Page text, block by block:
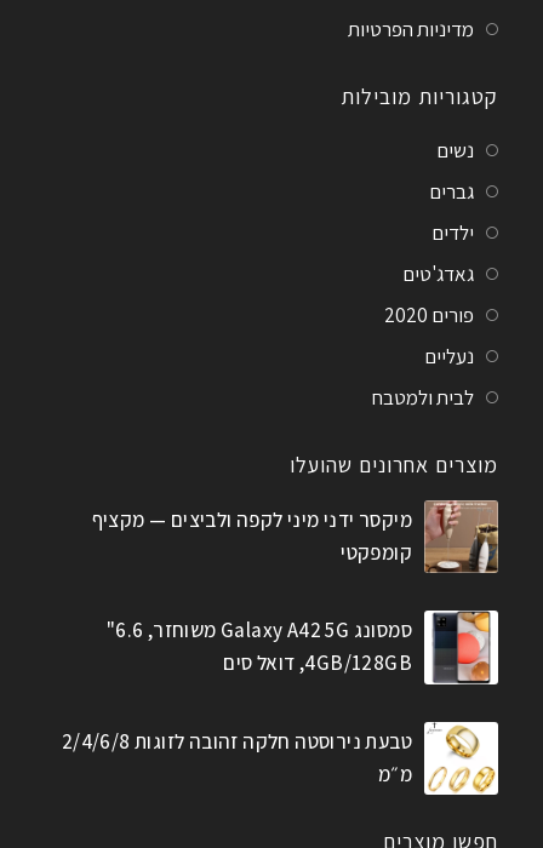
מדיניות הפרטיות
קטגוריות מובילות
נשים
גברים
ילדים
גאדג'טים
פורים 2020
נעליים
לבית ולמטבח
מוצרים אחרונים שהועלו
מיקסר ידני מיני לקפה ולביצים — מקציף
קומפקטי
סמסונג Galaxy A42 5G משוחזר, 6.6"
4GB/128GB, דואל סים
טבעת נירוסטה חלקה זהובה לזוגות 2/4/6/8
מ״מ
חפשו מוצרים